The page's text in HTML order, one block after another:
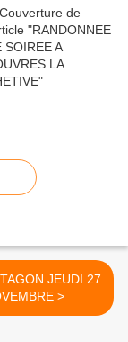
JEUDI 27
NOVEMBRE >